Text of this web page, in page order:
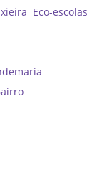
Eco-escolas